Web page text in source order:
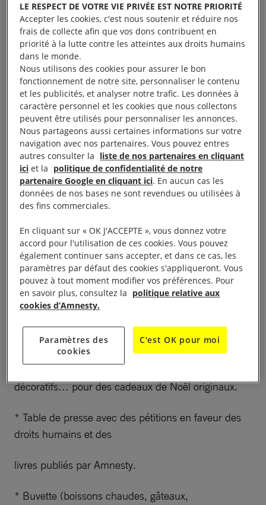
Salon d’Art et d’Artisanat d’AMNESTY
INTERNATIONAL Rennes – 29ème édition
Le samedi 4 décembre 2021 de 19 à 22 heures, le
dimanche 5 décembre de 10 à
19 heures, Halle Martenot, place des Lices à
Rennes
Pour faire connaître l’action d’Amnesty International
et contribuer à son financement, les groupes
rennais d’Amnesty International organisent chaque
Plus de 80 exposants proposent peintures,
décoratifs… pour des cadeaux de Noël originaux.
* Table de presse avec des pétitions en faveur des
droits humains et des
livres publiés par Amnesty.
* Buvette (boissons chaudes, gâteaux,
LE RESPECT DE VOTRE VIE PRIVÉE EST NOTRE PRIORITÉ
Accepter les cookies, c'est nous soutenir et réduire nos
frais de collecte afin que vos dons contribuent en
priorité à la lutte contre les atteintes aux droits humains
dans le monde.
Nous utilisons des cookies pour assurer le bon
fonctionnement de notre site, personnaliser le contenu
et les publicités, et analyser notre trafic. Les données à
caractère personnel et les cookies que nous collectons
peuvent être utilisés pour personnaliser les annonces.
Nous partageons aussi certaines informations sur votre
navigation avec nos partenaires. Vous pouvez entres
autres consulter la liste de nos partenaires en cliquant
ici et la politique de confidentialité de notre
partenaire Google en cliquant ici. En aucun cas les
données de nos bases ne sont revendues ou utilisées à
des fins commerciales.
En cliquant sur « OK J'ACCEPTE », vous donnez votre
accord pour l'utilisation de ces cookies. Vous pouvez
également continuer sans accepter, et dans ce cas, les
paramètres par défaut des cookies s'appliqueront. Vous
pouvez à tout moment modifier vos préférences. Pour
en savoir plus, consultez la politique relative aux
cookies d’Amnesty.
Paramètres des
cookies
C'est OK pour moi